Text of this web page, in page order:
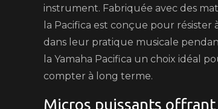
instrument. Fabriquée avec des
la Pacifica est conçue pour
dans leur pratique musicale
la Yamaha Pacifica un choix idéal
compter à long terme.
Micros puissants